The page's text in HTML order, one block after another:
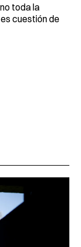
toda la
cuestión de